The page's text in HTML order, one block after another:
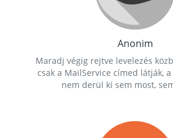
Anonim
Maradj végig rejtve levelezés
csak a MailService címed látják,
nem derül ki sem most,